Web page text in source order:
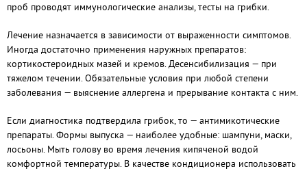
проб проводят иммунологические анализы, тесты на грибки.
Лечение назначается в зависимости от выраженности симптомов.
Иногда достаточно применения наружных препаратов:
кортикостероидных мазей и кремов. Десенсибилизация — при
тяжелом течении. Обязательные условия при любой степени
заболевания — выяснение аллергена и прерывание контакта с ним.
Если диагностика подтвердила грибок, то — антимикотические
препараты. Формы выпуска — наиболее удобные: шампуни, маски,
лосьоны. Мыть голову во время лечения кипяченой водой
комфортной температуры. В качестве кондиционера использовать